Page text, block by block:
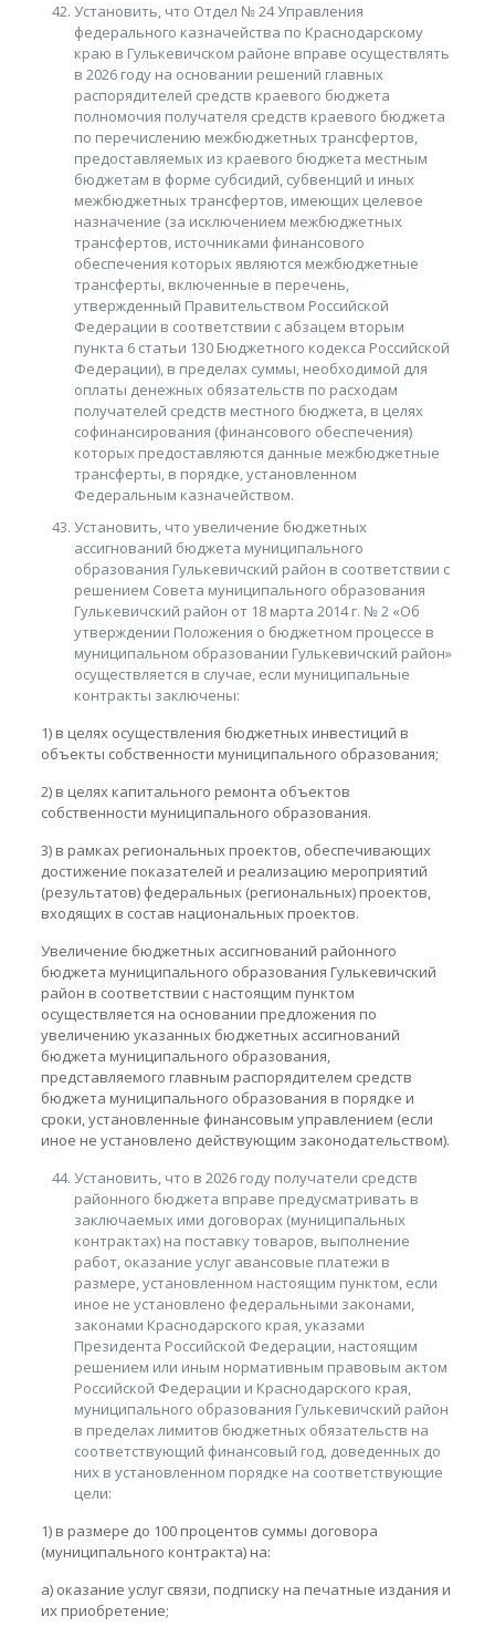
Установить, что Отдел № 24 Управления
федерального казначейства по Краснодарскому
краю в Гулькевичском районе вправе осуществлять
в 2026 году на основании решений главных
распорядителей средств краевого бюджета
полномочия получателя средств краевого бюджета
по перечислению межбюджетных трансфертов,
предоставляемых из краевого бюджета местным
бюджетам в форме субсидий, субвенций и иных
межбюджетных трансфертов, имеющих целевое
назначение (за исключением межбюджетных
трансфертов, источниками финансового
обеспечения которых являются межбюджетные
трансферты, включенные в перечень,
утвержденный Правительством Российской
Федерации в соответствии с абзацем вторым
пункта 6 статьи 130 Бюджетного кодекса Российской
Федерации), в пределах суммы, необходимой для
оплаты денежных обязательств по расходам
получателей средств местного бюджета, в целях
софинансирования (финансового обеспечения)
которых предоставляются данные межбюджетные
трансферты, в порядке, установленном
Федеральным казначейством.
Установить, что увеличение бюджетных
ассигнований бюджета муниципального
образования Гулькевичский район в соответствии с
решением Совета муниципального образования
Гулькевичский район от 18 марта 2014 г. № 2 «Об
утверждении Положения о бюджетном процессе в
муниципальном образовании Гулькевичский район»
осуществляется в случае, если муниципальные
контракты заключены:
1) в целях осуществления бюджетных инвестиций в
объекты собственности муниципального образования;
2) в целях капитального ремонта объектов
собственности муниципального образования.
3) в рамках региональных проектов, обеспечивающих
достижение показателей и реализацию мероприятий
(результатов) федеральных (региональных) проектов,
входящих в состав национальных проектов.
Увеличение бюджетных ассигнований районного
бюджета муниципального образования Гулькевичский
район в соответствии с настоящим пунктом
осуществляется на основании предложения по
увеличению указанных бюджетных ассигнований
бюджета муниципального образования,
представляемого главным распорядителем средств
бюджета муниципального образования в порядке и
сроки, установленные финансовым управлением (если
иное не установлено действующим законодательством).
Установить, что в 2026 году получатели средств
районного бюджета вправе предусматривать в
заключаемых ими договорах (муниципальных
контрактах) на поставку товаров, выполнение
работ, оказание услуг авансовые платежи в
размере, установленном настоящим пунктом, если
иное не установлено федеральными законами,
законами Краснодарского края, указами
Президента Российской Федерации, настоящим
решением или иным нормативным правовым актом
Российской Федерации и Краснодарского края,
муниципального образования Гулькевичский район
в пределах лимитов бюджетных обязательств на
соответствующий финансовый год, доведенных до
них в установленном порядке на соответствующие
цели:
1) в размере до 100 процентов суммы договора
(муниципального контракта) на:
а) оказание услуг связи, подписку на печатные издания и
их приобретение;